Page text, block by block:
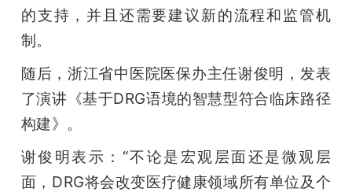
的支持，并且还需要建议新的流程和监管机
制。
随后，浙江省中医院医保办主任谢俊明，发表
了演讲《基于DRG语境的智慧型符合临床路径
构建》。
谢俊明表示：“不论是宏观层面还是微观层
面，DRG将会改变医疗健康领域所有单位及个